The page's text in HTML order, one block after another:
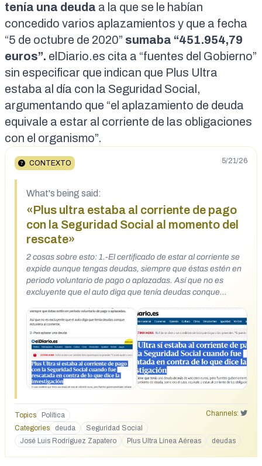
tenía una deuda a la que se le habían
concedido varios aplazamientos y que a fecha
“5 de octubre de 2020” sumaba “451.954,79
euros”. elDiario.es cita a “fuentes del Gobierno”
sin especificar que indican que Plus Ultra
estaba al día con la Seguridad Social,
argumentando que “el aplazamiento de deuda
equivale a estar al corriente de las obligaciones
con el organismo”.
CONTEXTO 5/21/26
What's being said:
«Plus ultra estaba al corriente de pago
con la Seguridad Social al momento del
rescate»
2 cosas sobre esto: 1.-El certificado de estar al corriente se
expide aunque tengas deudas, siempre que éstas estén en
periodo voluntario de pago o aplazadas. Así que no es
excluyente que el auto diga que tenía deudas conque
https://x.com/colmejm/status/2057333649016594924
https://www.eldiario.es/politica/plus-ultra-si-corriente-pago-
seguridad-social-rescatada-dice-
investigacion_1_13237039.html
Topics Política
Channels:
Categories
deuda
Seguridad Social
José Luis Rodríguez Zapatero
Plus Ultra Línea Aéreas deudas